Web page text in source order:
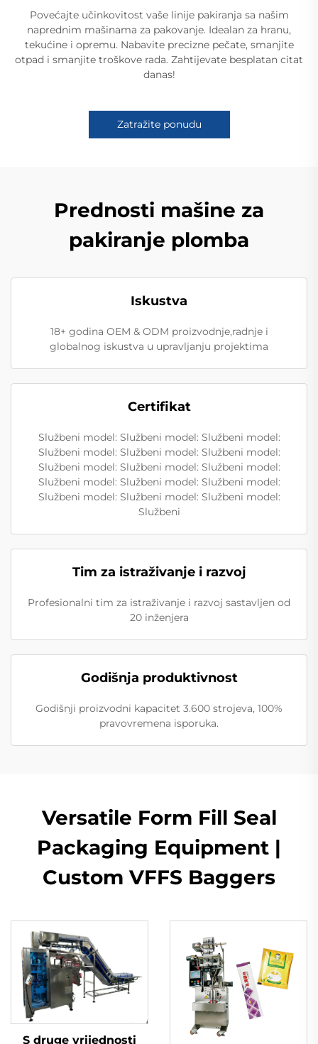
Povećajte učinkovitost vaše linije pakiranja sa našim
naprednim mašinama za pakovanje. Idealan za hranu,
tekućine i opremu. Nabavite precizne pečate, smanjite
otpad i smanjite troškove rada. Zahtijevate besplatan citat
danas!
Zatražite ponudu
Prednosti mašine za
pakiranje plomba
Iskustva
18+ godina OEM & ODM proizvodnje,radnje i
globalnog iskustva u upravljanju projektima
Certifikat
Službeni model: Službeni model: Službeni model:
Službeni model: Službeni model: Službeni model:
Službeni model: Službeni model: Službeni model:
Službeni model: Službeni model: Službeni model:
Službeni model: Službeni model: Službeni model:
Službeni
Tim za istraživanje i razvoj
Profesionalni tim za istraživanje i razvoj sastavljen od
20 inženjera
Godišnja produktivnost
Godišnji proizvodni kapacitet 3.600 strojeva, 100%
pravovremena isporuka.
Versatile Form Fill Seal
Packaging Equipment |
Custom VFFS Baggers
S druge vrijednosti